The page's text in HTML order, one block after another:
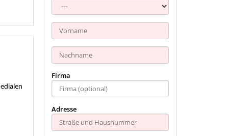
Firma
Adresse